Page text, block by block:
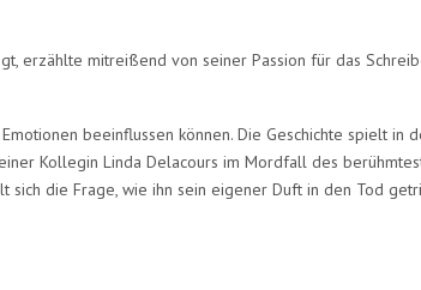
erzählte mitreißend von seiner Passion für das
beeinflussen können. Die Geschichte spielt in
Kollegin Linda Delacours im Mordfall des
die Frage, wie ihn sein eigener Duft in den Tod